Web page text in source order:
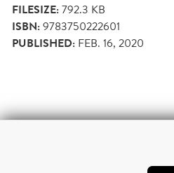
FILESIZE:792.3 KB
ISBN:9783750222601
PUBLISHED: FEB. 16, 2020